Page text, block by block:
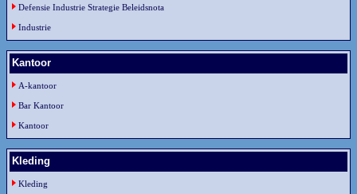
Defensie Industrie Strategie Beleidsnota
Industrie
Kantoor
A-kantoor
Bar Kantoor
Kantoor
Kleding
Kleding